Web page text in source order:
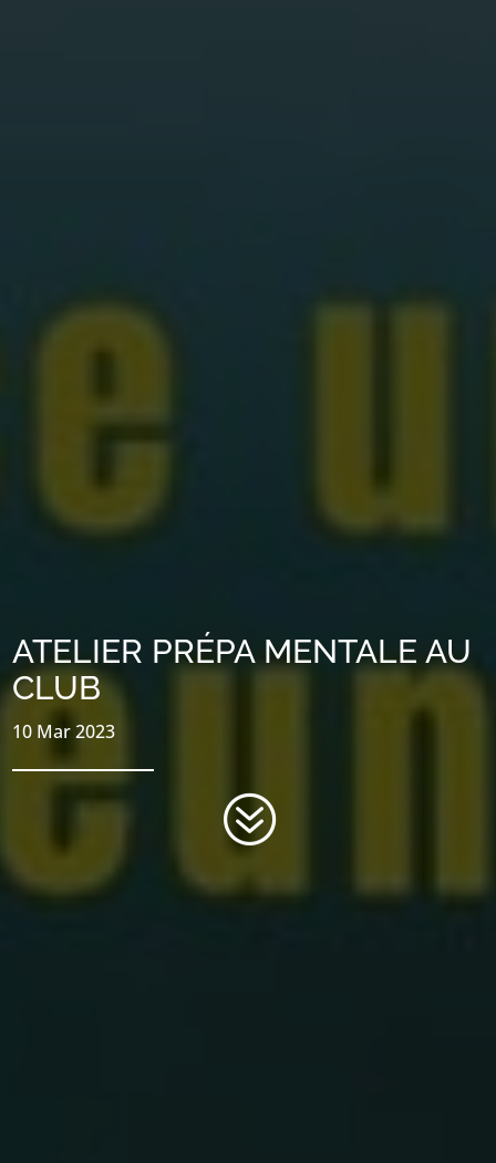
ATELIER PRÉPA MENTALE AU
CLUB
10 Mar 2023
?